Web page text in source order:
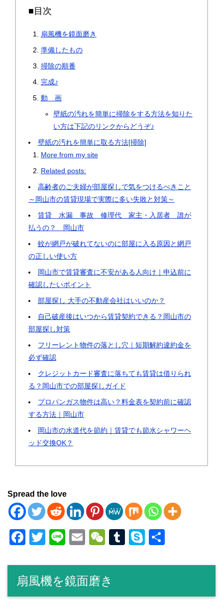
■目次
扇風機を鏡面磨き
準備したもの
掃除の順番
完成♪
動 画
壁紙の汚れを簡単に掃除をする方法を知りた
い方は下記のリンクからどうぞ♪
壁紙の汚れを簡単に取る方法[掃除]
More from my site
Related posts:
高齢者のご夫婦が部屋探しで気をつけるべきこと
～岡山市の賃貸現場で実際に多い失敗と対策～
賃貸 水漏 事故 修理代 家主・入居者 誰が
払うの？ 岡山市
蚊が網戸が破れてないのに部屋に入る原因と網戸
の正しい使い方
岡山市で賃貸審査に不安がある人向け｜申込前に
確認したいポイント
部屋探し 大手の不動産会社はいいのか？
自己破産後はいつから賃貸契約できる？岡山市の
部屋探し対策
フリーレント物件の落とし穴｜短期解約違約金を
必ず確認
クレジットカード審査に落ちても賃貸は借りられ
る？岡山市での部屋探しガイド
プロパンガス物件は高い？料金表を契約前に確認
する方法｜岡山市
岡山市の水道代を節約｜賃貸でも節水シャワーヘ
ッド交換OK？
Spread the love
F
c
e
T
tt
er
Li
e
E
ail
W
C
h
T
m
S
p
扇風機を鏡面磨き